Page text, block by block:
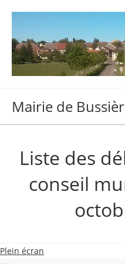
content
Mairie de
Liste des
conseil
Plein écran